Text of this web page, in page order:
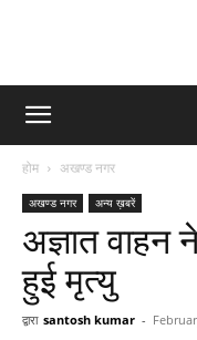
होम अखण्ड नगर
अखण्ड नगर अन्य ख़बरें
अज्ञात वाहन
हुई मृत्यु
द्वारा santosh kumar -